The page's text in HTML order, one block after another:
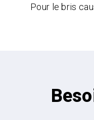
Pour le bris